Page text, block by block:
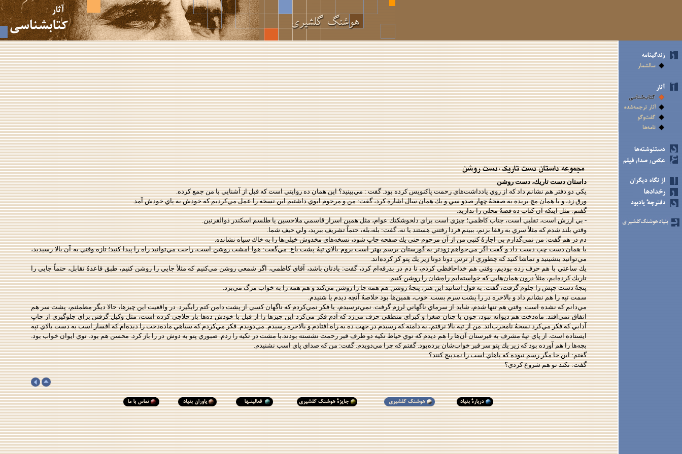
داستان دست تاريك، دست روشن
يكي دو دفتر هم نشانم داد كه از روي يادداشت‌هاي رحمت پاكنويس كرده بود. گفت : مي‌بينيد؟ اين همان ده روايتي است كه قبل از آشنايي با من جمع كرده.
ورق زد، و با همان مچ بريده به صفحهُ چهار صدو سي و يك همان سال اشاره كرد، گفت: من و مرحوم ابوي داشتيم اين نسخه را عمل مي‌كرديم كه خودش به پاي خودش آمد.
گفتم: مثل اينكه آن كتاب ده قصهُ محلي را نداريد.
- بي ارزش است، تقلبي است، جناب كاظمي؛ چيزي است براي دلخوشكنك عوام، مثل همين اسرار قاسمي ملاحسين يا طلسم اسكندر ذوالقرنين.
وقتي بلند شدم كه مثلأ سري به رفقا بزنم، ببينم فردا رفتني هستند يا نه، گفت: بله،بله، حتماً تشريف ببريد، ولي حيف شما.
دم در هم گفت: من نمي‌گذارم بي اجازهُ كتبي من از آن مرحوم حتي يك صفحه چاپ شود، نسخه‌‌هاي مخدوش خيلي‌‌ها را به خاك سياه نشانده.
با همان دست چپ دست داد و گفت اگر مي‌خواهم زودتر به گورستان برسم بهتر است بروم بالاي تپهُ پشت باغ. مي‌گفت: هوا امشب روشن است، راحت مي‌توانيد راه را پيدا كنيد؛ تازه وقتي به آن بالا رسيديد،
مي‌توانيد بنشينيد و تماشا كنيد كه چطوري از ترس دوتا دوتا زير يك پتو كز كرده‌اند.
يك ساعتي با هم حرف زده بوديم، وقتي هم خداحافظي كردم، تا دم در بدرقه‌ام كرد، گفت: يادتان باشد، آقاي كاظمي، اگر شمعي روشن مي‌كنيم كه مثلأ جايي را روشن كنيم، طبق قاعدهُ تقابل، حتماً جايي را
تاريك كرده‌ايم، مثلأ درون همان‌‌هايي كه خواسته‌ايم راه‌شان را روشن كنيم.
پنجهُ دست چپش را جلوم گرفت، گفت: به قول اساتيد اين هنر، پنجهُ روشن هم همه جا را روشن مي‌كند و هم همه را به خواب مرگ مي‌‌برد.
سمت تپه را هم نشانم داد و بالاخره در را پشت سرم بست. خوب، همين‌ها بود خلاصهُ آنچه ديدم يا شنيدم.
مي‌دانم كه نشده است. وقتي هم تنها شدم، شايد از سرماي ناگهاني لرزم گرفت. نمي‌ترسيدم، يا فكر نمي‌كردم كه ناگهان كسي از پشت دامن كتم رابگيرد. در واقعيت اين چيزها، حالا ديگر مطمئنم، پشت سر هم
اتفاق نمي‌افتد. ماه‌دخت هم ديوانه نبود، چون با چنان صغرا و كبراي منطقي حرف مي‌زد كه آدم فكر مي‌كرد اين چيزها را از قبل با خودش ده‌‌ها بار حلاجي كرده است، مثل وكيل گرفتن براي جلوگيري از چاپ
آدابي كه فكر مي‌كرد نسخهُ نامجرب‌اند. من از تپه بالا نرفتم، به دامنه كه رسيدم در جهت ده به راه افتادم و بالاخره رسيدم. مي‌دويدم. فكر مي‌كردم كه سياهي ماده‌دخت را ديده‌ام كه افسار اسب به دست بالاي تپه
ايستاده است. از پاي تپهُ مشرف به قبرستان آن‌ها را هم ديدم كه توي حياط تكيه دو طرف قبر رحمت نشسته بودند.با مشت در تكيه را زدم. صبوري پتو به دوش در را باز كرد. محسن هم بود. توي ايوان خواب بود.
بچه‌ها را هم آورده بود كه زير يك پتو سر قبر خواب‌شان برده‌بود. گفتم كه چرا مي‌دويدم. گفت: من كه صداي پاي اسب نشنيدم.
گفتم: اين جا مگر رسم نبوده كه پاهاي اسب را نمدپيچ كنند؟
گفت: نكند تو هم شروع كردي؟